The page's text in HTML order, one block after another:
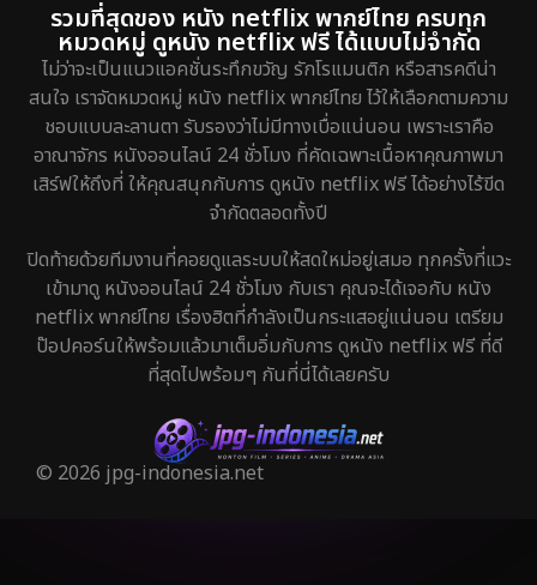
รวมที่สุดของ หนัง netflix พากย์ไทย ครบทุก
หมวดหมู่ ดูหนัง netflix ฟรี ได้แบบไม่จำกัด
ไม่ว่าจะเป็นแนวแอคชั่นระทึกขวัญ รักโรแมนติก หรือสารคดีน่า
สนใจ เราจัดหมวดหมู่ หนัง netflix พากย์ไทย ไว้ให้เลือกตามความ
ชอบแบบละลานตา รับรองว่าไม่มีทางเบื่อแน่นอน เพราะเราคือ
อาณาจักร หนังออนไลน์ 24 ชั่วโมง ที่คัดเฉพาะเนื้อหาคุณภาพมา
เสิร์ฟให้ถึงที่ ให้คุณสนุกกับการ ดูหนัง netflix ฟรี ได้อย่างไร้ขีด
จำกัดตลอดทั้งปี
ปิดท้ายด้วยทีมงานที่คอยดูแลระบบให้สดใหม่อยู่เสมอ ทุกครั้งที่แวะ
เข้ามาดู หนังออนไลน์ 24 ชั่วโมง กับเรา คุณจะได้เจอกับ หนัง
netflix พากย์ไทย เรื่องฮิตที่กำลังเป็นกระแสอยู่แน่นอน เตรียม
ป๊อปคอร์นให้พร้อมแล้วมาเต็มอิ่มกับการ ดูหนัง netflix ฟรี ที่ดี
ที่สุดไปพร้อมๆ กันที่นี่ได้เลยครับ
© 2026 jpg-indonesia.net